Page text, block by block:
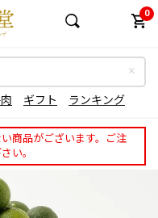
0
ギフト ランキング
商品がございます。ご注
い。